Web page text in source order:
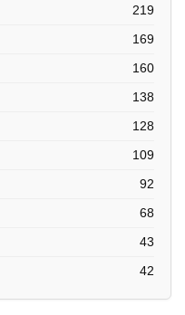
219
169
160
138
128
109
92
68
43
42